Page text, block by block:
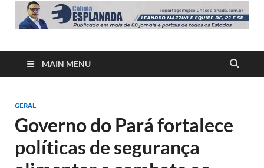
MAIN MENU
GERAL
Governo do Pará fortalece
políticas de segurança